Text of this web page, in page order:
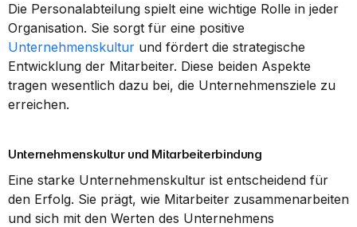
Die Personalabteilung spielt eine wichtige Rolle in jeder
Unternehmenskultur und fördert die strategische
Entwicklung der Mitarbeiter. Diese beiden Aspekte
tragen wesentlich dazu bei, die Unternehmensziele zu
erreichen.
Unternehmenskultur und Mitarbeiterbindung
Eine starke Unternehmenskultur ist entscheidend für
den Erfolg. Sie prägt, wie Mitarbeiter zusammenarbeiten
und sich mit den Werten des Unternehmens